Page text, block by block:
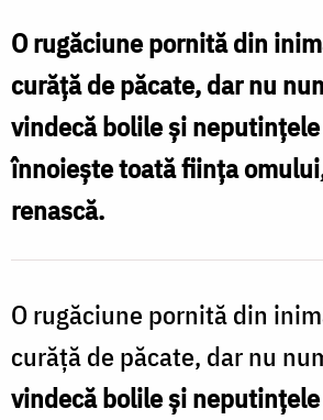
bolile
sufletești
/
Foto:
Oana
O rugăciune pornită din
curăță de păcate, dar nu
vindecă bolile și
înnoiește toată ființa
renască.
O rugăciune pornită din
curăță de păcate, dar nu
vindecă bolile și